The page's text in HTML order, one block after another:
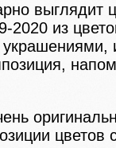
выглядит
2020 из
украшениями,
цветов